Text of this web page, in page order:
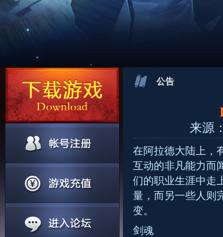
公告
来源
在阿拉德大陆上，
互动的非凡能力而
们的职业生涯中走
量，而另一些人则
变。
剑魂